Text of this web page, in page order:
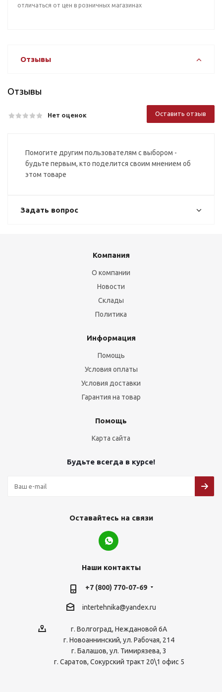
отличаться от цен в розничных магазинах
Отзывы
Отзывы
Нет оценок Оставить отзыв
Помогите другим пользователям с выбором -
будьте первым, кто поделится своим мнением об
этом товаре
Задать вопрос
Компания
О компании
Новости
Склады
Политика
Информация
Помощь
Условия оплаты
Условия доставки
Гарантия на товар
Помощь
Карта сайта
Будьте всегда в курсе!
Оставайтесь на связи
Наши контакты
+7 (800) 770-07-69
intertehnika@yandex.ru
г. Волгоград, Неждановой 6А
г. Новоаннинский, ул. Рабочая, 214
г. Балашов, ул. Тимирязева, 3
г. Саратов, Сокурский тракт 20\1 офис 5